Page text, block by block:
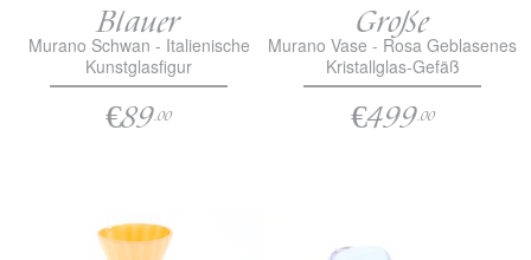
Blauer
Murano Schwan - Italienische
Kunstglasfigur
€89.00
Große
Murano Vase - Rosa Geblasenes
Kristallglas-Gefäß
€499.00